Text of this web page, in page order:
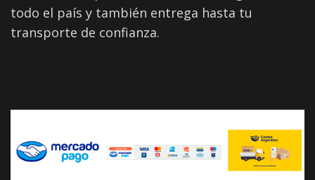
todo el país y también entrega hasta tu
transporte de confianza.